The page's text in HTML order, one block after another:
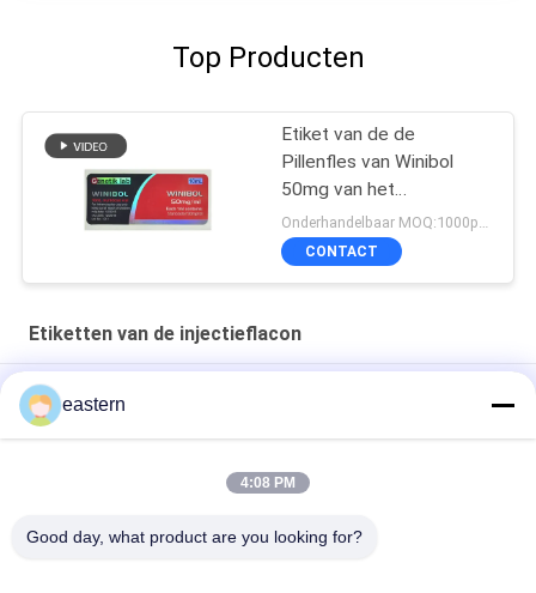
Top Producten
Etiket van de de
Pillenfles van Winibol
50mg van het
Genetiklaboratorium het
Mondelinge
Onderhandelbaar MOQ:1000pcs/design
CONTACT
Etiketten van de injectieflacon
Cialis Tadalafil 100mg voor oraal gebruik etiketten
SS-31 Sterke kleefmiddelen Etiketten Peptide flacon
Glanzende Etiketten en Dozen
eastern
4:08 PM
Good day, what product are you looking for?